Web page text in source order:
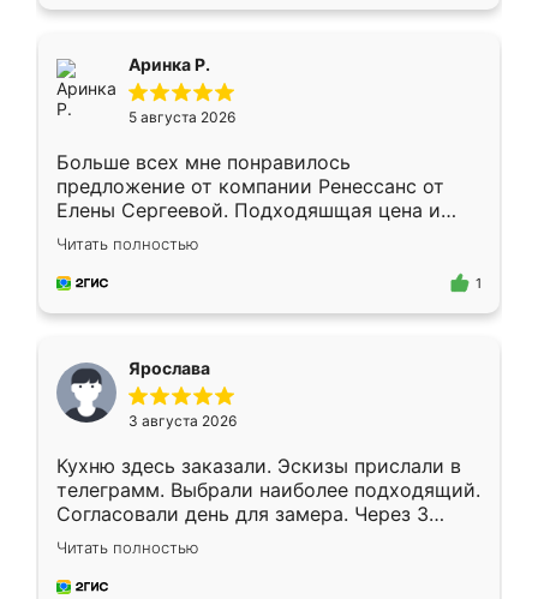
Аринка Р.
5 августа 2026
Больше всех мне понравилось
предложение от компании Ренессанс от
Елены Сергеевой. Подходяшщая цена и
короткие сроки изготовления. Приехавший
для замера сотрудник Владислав
предложил по моему эскизу самый
Читать полностью
1
Ярослава
3 августа 2026
Кухню здесь заказали. Эскизы прислали в
телеграмм. Выбрали наиболее подходящий.
Согласовали день для замера. Через 3
недели кухня была уже готова. Остались
довольны работой. Спасибо Ренессанс
мебель за качественную работу!
Читать полностью